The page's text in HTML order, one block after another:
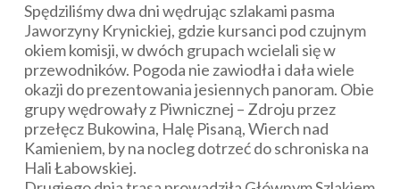
Spędziliśmy dwa dni wędrując szlakami pasma
Jaworzyny Krynickiej, gdzie kursanci pod czujnym
okiem komisji, w dwóch grupach wcielali się w
przewodników. Pogoda nie zawiodła i dała wiele
okazji do prezentowania jesiennych panoram. Obie
grupy wędrowały z Piwnicznej – Zdroju przez
przełęcz Bukowina, Halę Pisaną, Wierch nad
Kamieniem, by na nocleg dotrzeć do schroniska na
Hali Łabowskiej.